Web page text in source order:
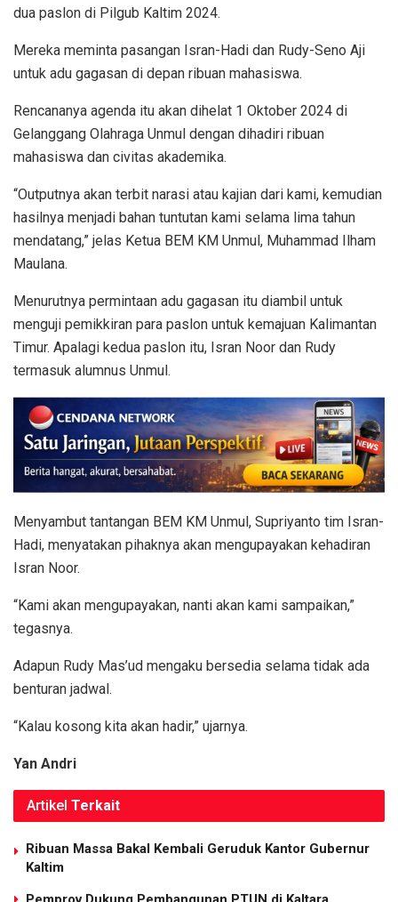
dua paslon di Pilgub Kaltim 2024.
Mereka meminta pasangan Isran-Hadi dan Rudy-Seno Aji
untuk adu gagasan di depan ribuan mahasiswa.
Rencananya agenda itu akan dihelat 1 Oktober 2024 di
Gelanggang Olahraga Unmul dengan dihadiri ribuan
mahasiswa dan civitas akademika.
“Outputnya akan terbit narasi atau kajian dari kami, kemudian
hasilnya menjadi bahan tuntutan kami selama lima tahun
mendatang,” jelas Ketua BEM KM Unmul, Muhammad Ilham
Maulana.
Menurutnya permintaan adu gagasan itu diambil untuk
menguji pemikkiran para paslon untuk kemajuan Kalimantan
Timur. Apalagi kedua paslon itu, Isran Noor dan Rudy
termasuk alumnus Unmul.
Menyambut tantangan BEM KM Unmul, Supriyanto tim Isran-
Hadi, menyatakan pihaknya akan mengupayakan kehadiran
Isran Noor.
“Kami akan mengupayakan, nanti akan kami sampaikan,”
tegasnya.
Adapun Rudy Mas’ud mengaku bersedia selama tidak ada
benturan jadwal.
“Kalau kosong kita akan hadir,” ujarnya.
Yan Andri
Artikel Terkait
Ribuan Massa Bakal Kembali Geruduk Kantor Gubernur
Kaltim